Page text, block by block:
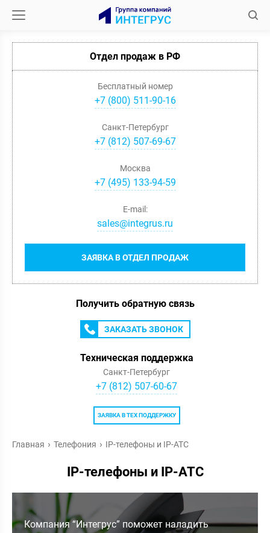
Отдел продаж в РФ
Бесплатный номер
+7 (800) 511-90-16
Санкт-Петербург
+7(812) 507-69-67
Москва
+7(495) 133-94-59
ЗАЯВКА В ОТДЕЛ ПРОДАЖ
E-mail:
sales@integrus.ru
Получить обратную связь
ЗАКАЗАТЬ ЗВОНОК
Техническая поддержка
Санкт-Петербург
+7 (812) 507-60-67
ЗАЯВКА В ТЕХ ПОДДЕРЖКУ
Главная Телефония IP-телефоны и IP-АТС
IP-телефоны и IP-АТС
Компания “Интегрус” поможет наладить